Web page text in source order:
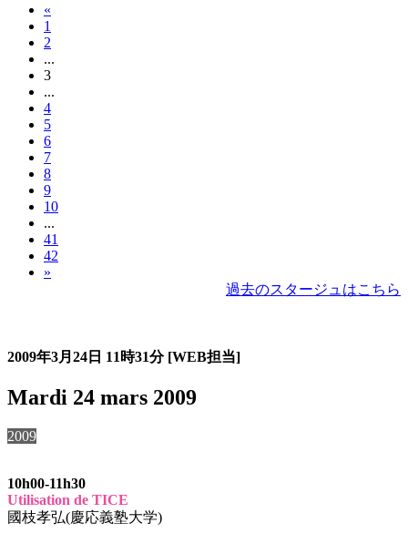
«
1
2
...
3
...
4
5
6
7
8
9
10
...
41
42
»
過去のスタージュはこちら
2009年3月24日 11時31分 [WEB担当]
Mardi 24 mars 2009
2009
10h00-11h30
Utilisation de TICE
國枝孝弘(慶応義塾大学)